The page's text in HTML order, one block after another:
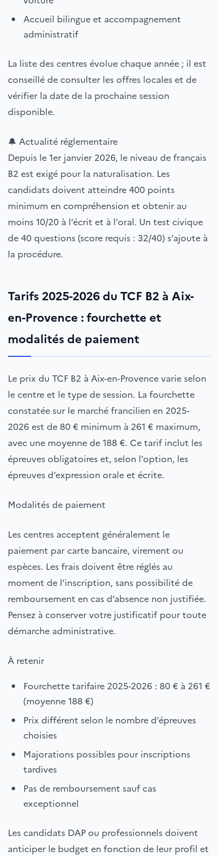
Accueil bilingue et accompagnement
administratif
La liste des centres évolue chaque année ; il est
conseillé de consulter les offres locales et de
vérifier la date de la prochaine session
disponible.
🔔 Actualité réglementaire
Depuis le 1er janvier 2026, le niveau de français
B2 est exigé pour la naturalisation. Les
candidats doivent atteindre 400 points
minimum en compréhension et obtenir au
moins 10/20 à l’écrit et à l’oral. Un test civique
de 40 questions (score requis : 32/40) s’ajoute à
la procédure.
Tarifs 2025-2026 du TCF B2 à Aix-
en-Provence : fourchette et
modalités de paiement
Le prix du TCF B2 à Aix-en-Provence varie selon
le centre et le type de session. La fourchette
constatée sur le marché francilien en 2025-
2026 est de 80 € minimum à 261 € maximum,
avec une moyenne de 188 €. Ce tarif inclut les
épreuves obligatoires et, selon l’option, les
épreuves d’expression orale et écrite.
Modalités de paiement
Les centres acceptent généralement le
paiement par carte bancaire, virement ou
espèces. Les frais doivent être réglés au
moment de l’inscription, sans possibilité de
remboursement en cas d’absence non justifiée.
Pensez à conserver votre justificatif pour toute
démarche administrative.
À retenir
Fourchette tarifaire 2025-2026 : 80 € à 261 €
(moyenne 188 €)
Prix différent selon le nombre d’épreuves
choisies
Majorations possibles pour inscriptions
tardives
Pas de remboursement sauf cas
exceptionnel
Les candidats DAP ou professionnels doivent
anticiper le budget en fonction de leur profil et